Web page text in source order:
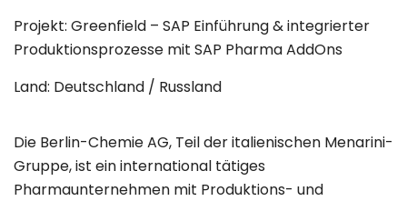
Projekt: Greenfield – SAP Einführung & integrierter
Produktionsprozesse mit SAP Pharma AddOns
Land: Deutschland / Russland
Die Berlin-Chemie AG, Teil der italienischen Menarini-
Gruppe, ist ein international tätiges
Pharmaunternehmen mit Produktions- und